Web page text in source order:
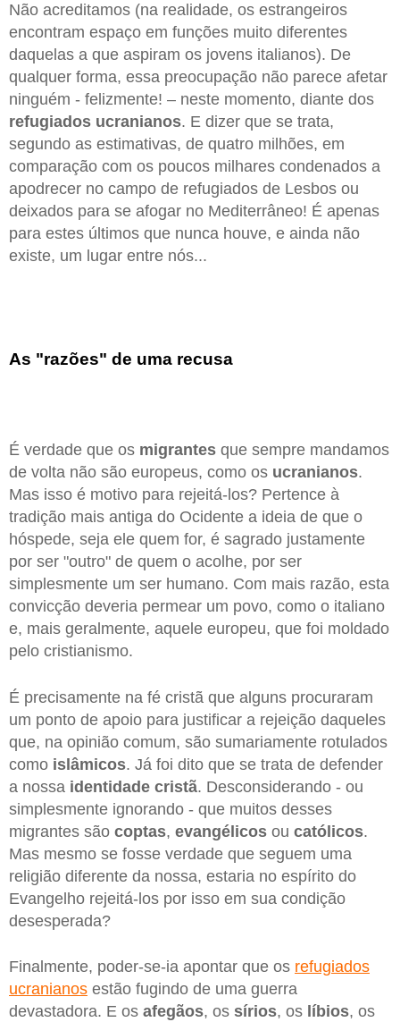
Não acreditamos (na realidade, os estrangeiros
encontram espaço em funções muito diferentes
daquelas a que aspiram os jovens italianos). De
qualquer forma, essa preocupação não parece afetar
ninguém - felizmente! – neste momento, diante dos
refugiados ucranianos. E dizer que se trata,
segundo as estimativas, de quatro milhões, em
comparação com os poucos milhares condenados a
apodrecer no campo de refugiados de Lesbos ou
deixados para se afogar no Mediterrâneo! É apenas
para estes últimos que nunca houve, e ainda não
existe, um lugar entre nós...
As "razões" de uma recusa
É verdade que os migrantes que sempre mandamos
de volta não são europeus, como os ucranianos.
Mas isso é motivo para rejeitá-los? Pertence à
tradição mais antiga do Ocidente a ideia de que o
hóspede, seja ele quem for, é sagrado justamente
por ser "outro" de quem o acolhe, por ser
simplesmente um ser humano. Com mais razão, esta
convicção deveria permear um povo, como o italiano
e, mais geralmente, aquele europeu, que foi moldado
pelo cristianismo.
É precisamente na fé cristã que alguns procuraram
um ponto de apoio para justificar a rejeição daqueles
que, na opinião comum, são sumariamente rotulados
como islâmicos. Já foi dito que se trata de defender
a nossa identidade cristã. Desconsiderando - ou
simplesmente ignorando - que muitos desses
migrantes são coptas, evangélicos ou católicos.
Mas mesmo se fosse verdade que seguem uma
religião diferente da nossa, estaria no espírito do
Evangelho rejeitá-los por isso em sua condição
desesperada?
Finalmente, poder-se-ia apontar que os refugiados
ucranianos estão fugindo de uma guerra
devastadora. E os afegãos, os sírios, os líbios, os